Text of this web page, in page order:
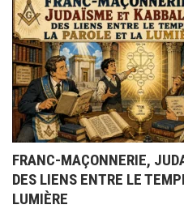
FRANC-MAÇONNERIE,
DES LIENS ENTRE LE
LUMIÈRE